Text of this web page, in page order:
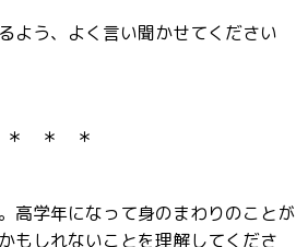
よう、よく言い聞かせてください
＊ ＊
高学年になって身のまわりのことが
もしれないことを理解してくださ